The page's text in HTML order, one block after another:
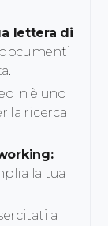
lettera di
è uno
la ricerca
la tua
a